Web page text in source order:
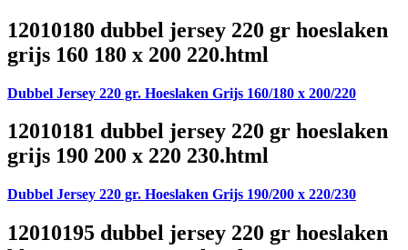
12010180 dubbel jersey 220 gr hoeslaken
grijs 160 180 x 200 220.html
Dubbel Jersey 220 gr. Hoeslaken Grijs 160/180 x 200/220
12010181 dubbel jersey 220 gr hoeslaken
grijs 190 200 x 220 230.html
Dubbel Jersey 220 gr. Hoeslaken Grijs 190/200 x 220/230
12010195 dubbel jersey 220 gr hoeslaken